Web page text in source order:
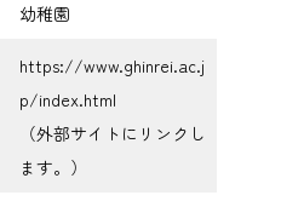
幼稚園
https://www.ghinrei.ac.j
p/index.html
（外部サイトにリンクし
ます。）